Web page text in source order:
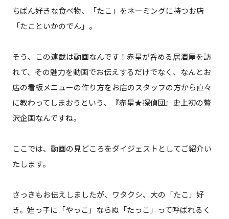
ちばん好きな食べ物、「たこ」をネーミングに持つお店
「たこといかのでん」。
そう、この連載は動画なんです！赤星が呑める居酒屋を訪
れて、その魅力を動画でお伝えするだけでなく、なんとお
店の看板メニューの作り方をお店のスタッフの方から直々
に教わってしまおうという、『赤星★探偵団』史上初の贅
沢企画なんですね。
ここでは、動画の見どころをダイジェストとしてご紹介い
たします。
さっきもお伝えしましたが、ワタクシ、大の「たこ」好
き。姪っ子に「やっこ」ならぬ「たっこ」って呼ばれるく